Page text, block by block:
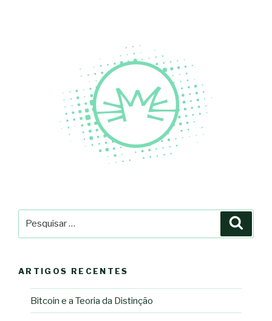
ARTIGOS RECENTES
Bitcoin e a Teoria da Distinção